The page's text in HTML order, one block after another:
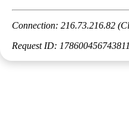
Connection: 216.73.216.82
Request ID: